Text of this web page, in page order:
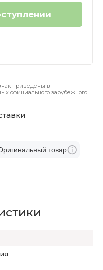
приведены в
официального зарубежного
товар